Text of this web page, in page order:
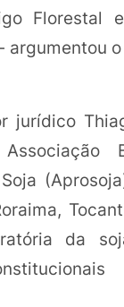
Florestal
jurídico
da